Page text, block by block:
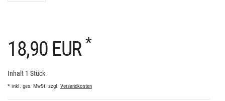
18,90 EUR *
Inhalt 1 Stück
* inkl. ges. MwSt. zzgl. Versandkosten